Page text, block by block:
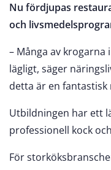
Nu fördjupas
och
– Många av
lägligt, säger
detta är en fantastisk
Utbildningen har ett
professionell kock
För